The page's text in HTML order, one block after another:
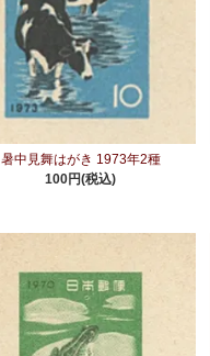
暑中見舞はがき 1973年2種
100円(税込)